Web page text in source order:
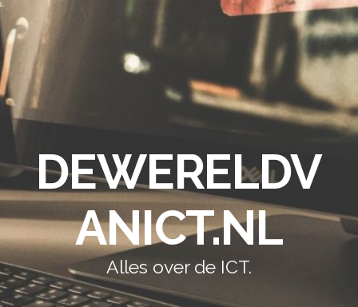
DEWERELDV
ANICT.NL
Alles over de ICT.